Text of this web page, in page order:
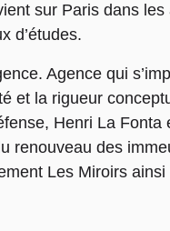
sur Paris dans les
d’études.
Agence qui
et la rigueur
Henri La Fonta
renouveau des
Les Miroirs